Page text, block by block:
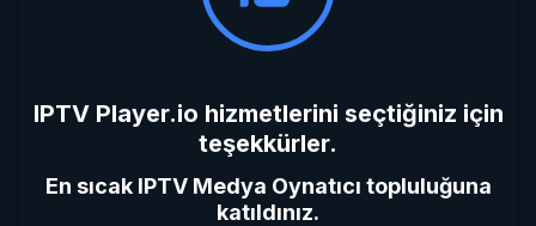
IPTV Player.io hizmetlerini seçtiğiniz için
teşekkürler.
En sıcak IPTV Medya Oynatıcı topluluğuna
katıldınız.